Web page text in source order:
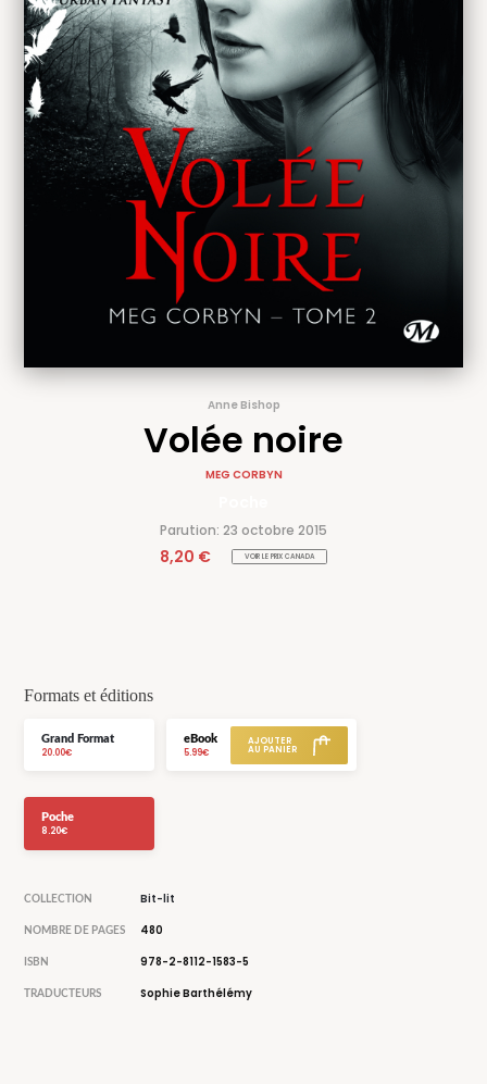
Anne Bishop
Volée noire
MEG CORBYN
Parution: 23 octobre 2015
8,20 € VOIR LE PRIX CANADA
Formats et éditions
Grand Format
20.00€
eBook
5.99€
Poche
8.20€
COLLECTION Bit-lit
NOMBRE DE PAGES 480
ISBN 978-2-8112-1583-5
TRADUCTEURS Sophie Barthélémy